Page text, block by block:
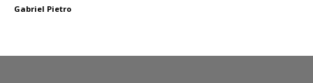
Gabriel Pietro